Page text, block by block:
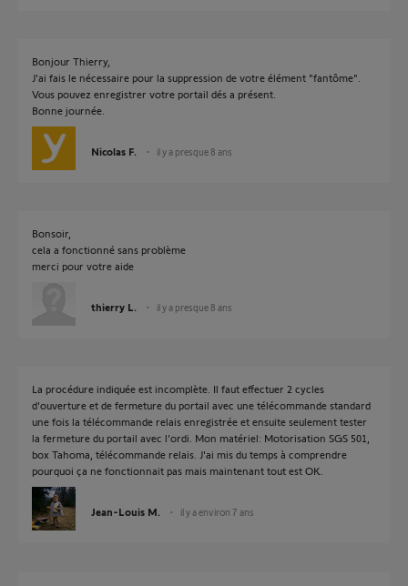
Bonjour Thierry,
J'ai fais le nécessaire pour la suppression de votre élément "fantôme".
Vous pouvez enregistrer votre portail dés a présent.
Bonne journée.
Nicolas F. il y a presque 8 ans
Bonsoir,
cela a fonctionné sans problème
merci pour votre aide
thierry L. il y a presque 8 ans
La procédure indiquée est incomplète. Il faut effectuer 2 cycles
d'ouverture et de fermeture du portail avec une télécommande standard
une fois la télécommande relais enregistrée et ensuite seulement tester
la fermeture du portail avec l'ordi. Mon matériel: Motorisation SGS 501,
box Tahoma, télécommande relais. J'ai mis du temps à comprendre
pourquoi ça ne fonctionnait pas mais maintenant tout est OK.
Jean-Louis M. il y a environ 7 ans